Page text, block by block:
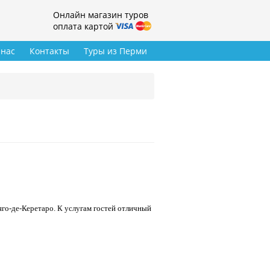
Онлайн магазин туров
оплата картой
Туры из Перми
Контакты
де-Керетаро. К услугам гостей отличный